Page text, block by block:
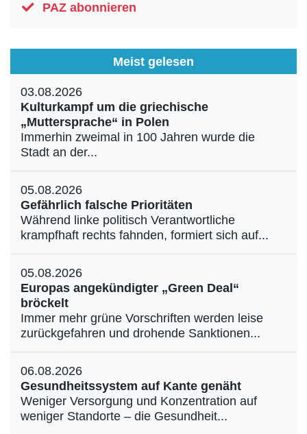
PAZ abonnieren
Meist gelesen
03.08.2026
Kulturkampf um die griechische
„Muttersprache“ in Polen
Immerhin zweimal in 100 Jahren wurde die
Stadt an der...
05.08.2026
Gefährlich falsche Prioritäten
Während linke politisch Verantwortliche
krampfhaft rechts fahnden, formiert sich auf...
05.08.2026
Europas angekündigter „Green Deal“
bröckelt
Immer mehr grüne Vorschriften werden leise
zurückgefahren und drohende Sanktionen...
06.08.2026
Gesundheitssystem auf Kante genäht
Weniger Versorgung und Konzentration auf
weniger Standorte – die Gesundheit...